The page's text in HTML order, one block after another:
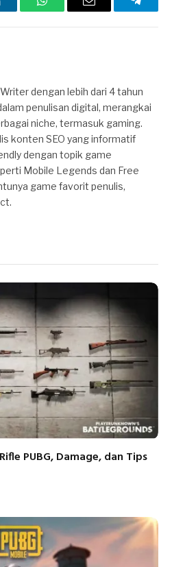
WhatsAppEmail
dengan lebih dari 4 tahun
penulisan digital, merangkai
niche, termasuk gaming.
konten SEO yang informatif
dengan topik game
Mobile Legends dan Free
game favorit penulis,
PUBG, Damage, dan Tips